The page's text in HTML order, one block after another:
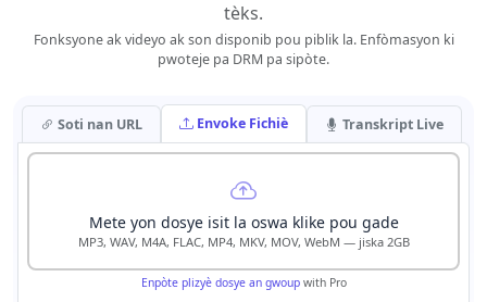
tèks.
Fonksyone ak videyo ak son disponib pou piblik la. Enfòmasyon ki
pwoteje pa DRM pa sipòte.
Soti nan URL Envoke Fichiè Transkript Live
Mete yon dosye isit la oswa klike pou gade
MP3, WAV, M4A, FLAC, MP4, MKV, MOV, WebM — jiska 2GB
Enpòte plizyè dosye an gwoupwith Pro